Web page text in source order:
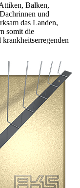
Balken,
und
das Landen,
somit die